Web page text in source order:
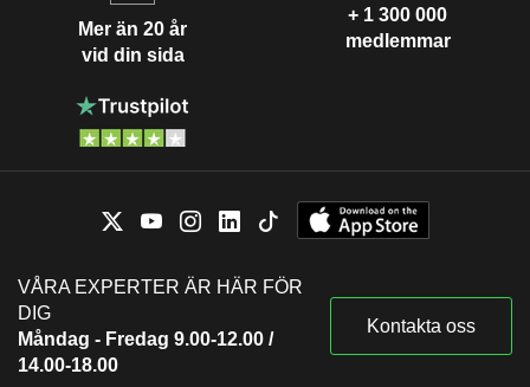
Mer än 20 år
vid din sida
+ 1 300 000
medlemmar
VÅRA EXPERTER ÄR HÄR FÖR
DIG
Måndag - Fredag 9.00-12.00 /
14.00-18.00
Kontakta oss